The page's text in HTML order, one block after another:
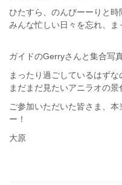
ひたすら、のんびーーりと時
みんな忙しい日々を忘れ、
ガイドのGerryさんと集合写真
まったり過ごしているはずな
まだまだ見たいアニラオの
ご参加いただいた皆さま、
ー！
大原